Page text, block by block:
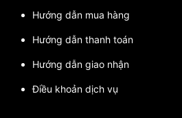
Hướng dẫn mua hàng
Hướng dẫn thanh toán
Hướng dẫn giao nhận
Điều khoản dịch vụ